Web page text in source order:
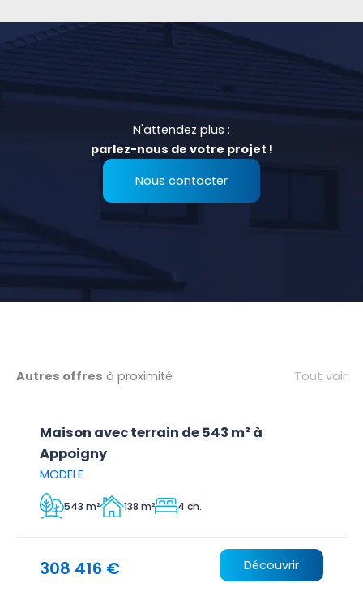
N'attendez plus :
parlez-nous de votre projet !
Nous contacter
Autres offres à proximité Tout voir
Maison avec terrain de 543 m² à
Appoigny
MODELE
543 m² 138 m² 4 ch.
308 416 € Découvrir